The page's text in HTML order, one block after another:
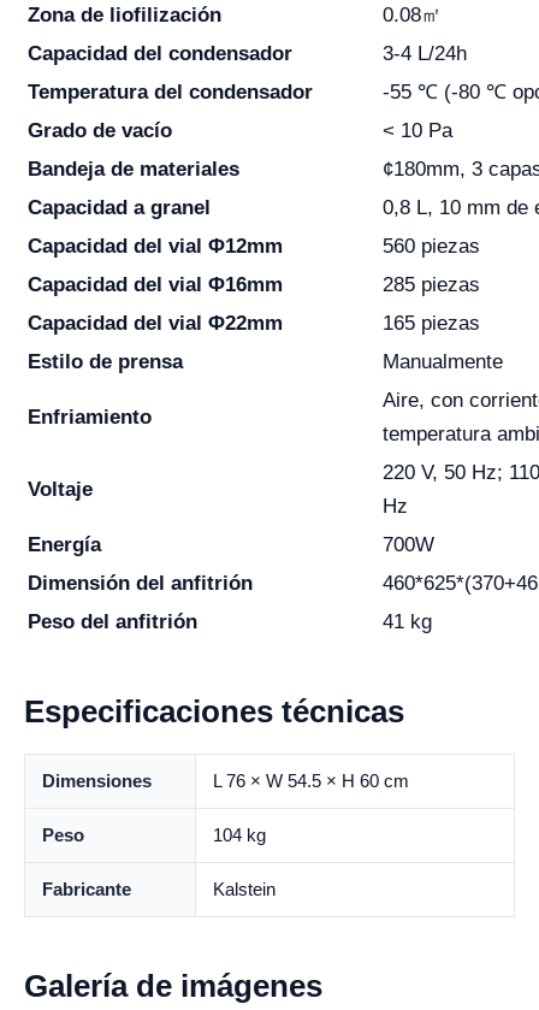
Zona de liofilización
0.08㎡
Capacidad del condensador
3-4 L/24h
Temperatura del condensador
-55 ℃ (-80 ℃
Grado de vacío
< 10 Pa
Bandeja de materiales
¢180mm, 3
Capacidad a granel
0,8 L, 10 mm de
Capacidad del vial Φ12mm
560 piezas
Capacidad del vial Φ16mm
285 piezas
Capacidad del vial Φ22mm
165 piezas
Estilo de prensa
Manualmente
Enfriamiento
Aire, con
temperatura
Voltaje
220 V, 50 Hz;
Hz
Energía
700W
Dimensión del anfitrión
Peso del anfitrión
41 kg
Especificaciones técnicas
Dimensiones L 76 × W 54.5 × H 60 cm
Peso 104 kg
Fabricante Kalstein
Galería de imágenes